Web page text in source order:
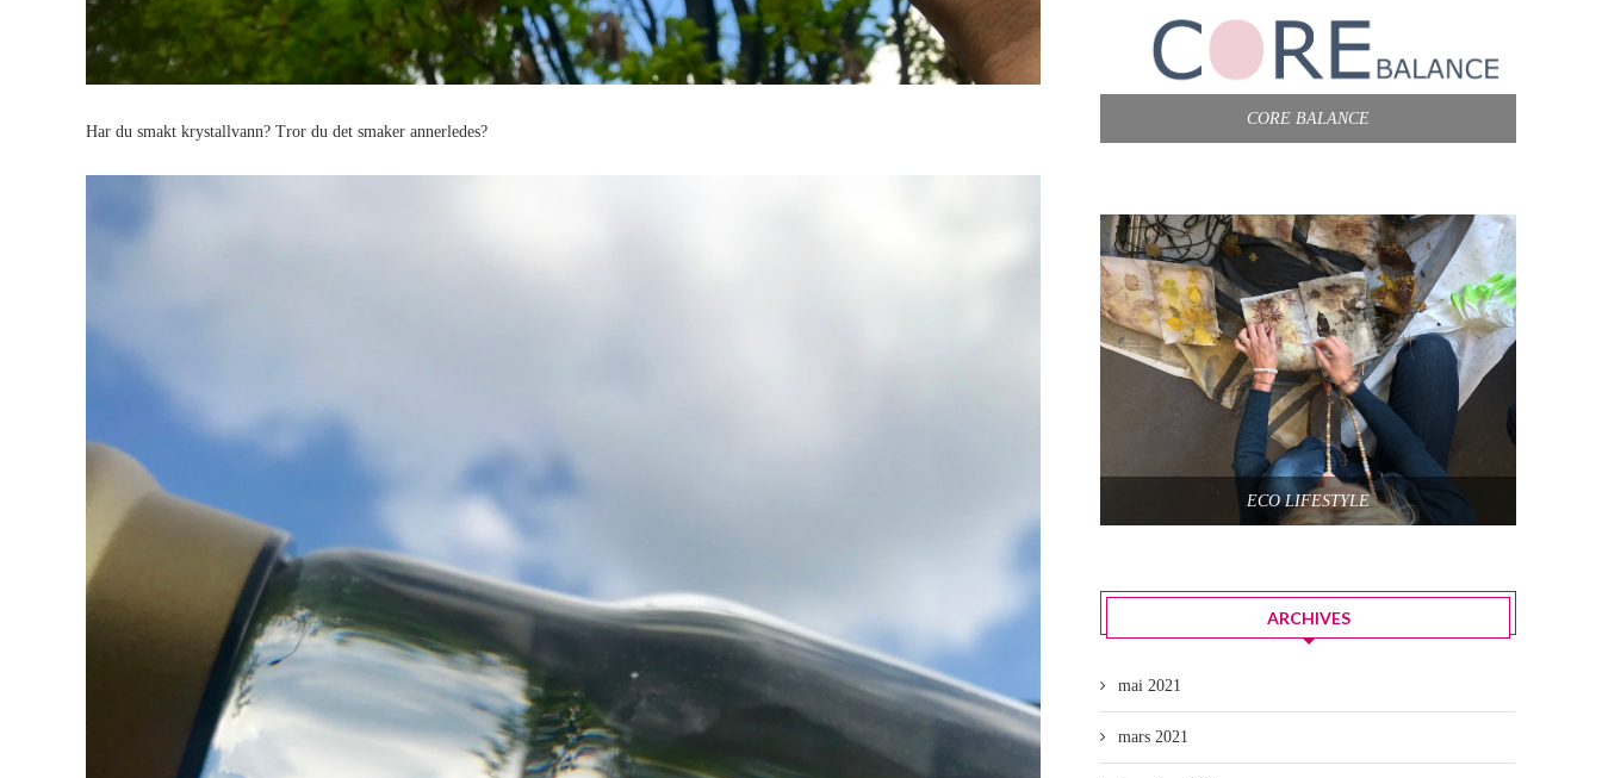
Har du smakt krystallvann? Tror du det smaker annerledes?
CORE BALANCE
ECO LIFESTYLE
ARCHIVES
mai 2021
mars 2021